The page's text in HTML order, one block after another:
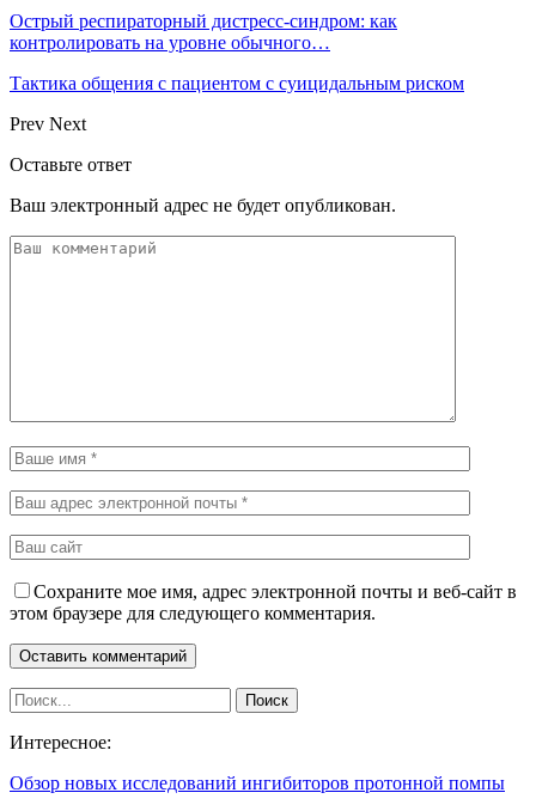
Острый респираторный дистресс-синдром: как
контролировать на уровне обычного…
Тактика общения с пациентом с суицидальным риском
Prev Next
Оставьте ответ
Ваш электронный адрес не будет опубликован.
Сохраните мое имя, адрес электронной почты и веб-сайт в
этом браузере для следующего комментария.
Интересное:
Обзор новых исследований ингибиторов протонной помпы